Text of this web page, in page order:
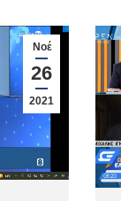
Νοέ
26
2021